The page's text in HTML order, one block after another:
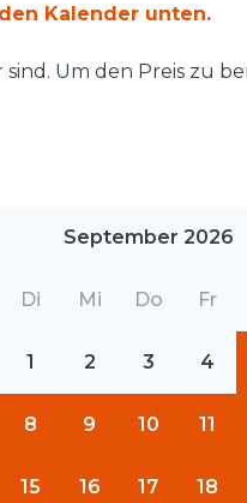
Kalender unten.
Um den Preis zu
September 2026
Di Mi Do Fr
1 2 3 4
8 9 10 11
15 16 17 18